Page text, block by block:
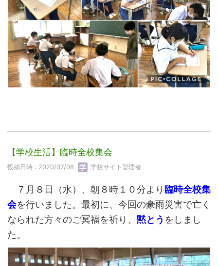
【学校生活】臨時全校集会
投稿日時 : 2020/07/08 学校サイト管理者
７月８日（水）、朝８時１０分より 臨時全校集
会を行いました。最初に、今回の豪雨災害で亡く
なられた方々のご冥福を祈り、 黙とう をしまし
た。